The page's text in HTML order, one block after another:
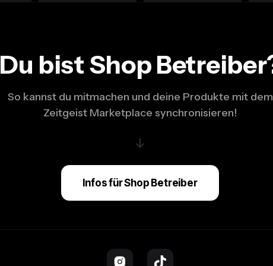
Du bist Shop
So kannst du mitmachen und deine Produkte mit dem
Zeitgeist Marketplace synchronisieren!
↓
Infos für Shop Betreiber